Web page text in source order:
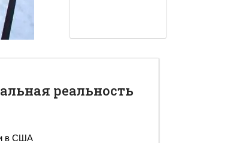
реальность
в США